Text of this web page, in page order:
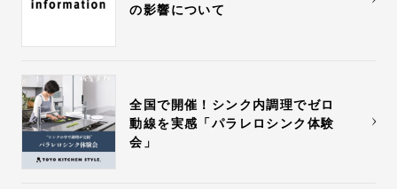
の影響について
全国で開催！シンク内調理でゼロ
動線を実感「パラレロシンク体験
会」